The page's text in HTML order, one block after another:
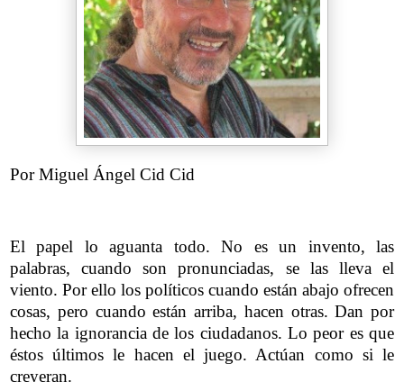
Por Miguel Ángel Cid Cid
El papel lo aguanta todo. No es un invento, las
palabras, cuando son pronunciadas, se las lleva el
viento. Por ello los políticos cuando están abajo ofrecen
cosas, pero cuando están arriba, hacen otras. Dan por
hecho la ignorancia de los ciudadanos. Lo peor es que
éstos últimos le hacen el juego. Actúan como si le
creyeran.